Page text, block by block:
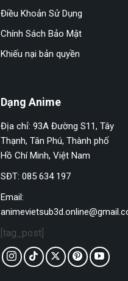
Điều Khoản Sử Dụng
Chính Sách Bảo Mật
Khiếu nại bản quyền
Dạng Anime
Địa chỉ: 93A Đường S11, Tây
Thạnh, Tân Phú, Thành phố
Hồ Chí Minh, Việt Nam
SĐT: 085 634 197
Email:
[tag_post]